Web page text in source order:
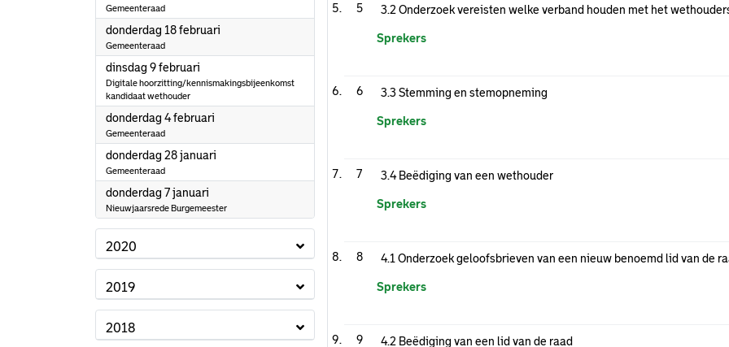
Gemeenteraad
donderdag 18 februari
Gemeenteraad
dinsdag 9 februari
Digitale hoorzitting/kennismakingsbijeenkomst
kandidaat wethouder
donderdag 4 februari
Gemeenteraad
donderdag 28 januari
Gemeenteraad
donderdag 7 januari
Nieuwjaarsrede Burgemeester
2020
2019
2018
5 3.2 Onderzoek vereisten welke verband houden met het
Sprekers
6 3.3 Stemming en stemopneming
Sprekers
7 3.4 Beëdiging van een wethouder
Sprekers
8 4.1 Onderzoek geloofsbrieven van een nieuw benoemd lid van de
Sprekers
9 4.2 Beëdiging van een lid van de raad